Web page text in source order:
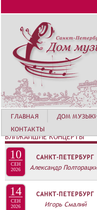
ГЛАВНАЯ ДОМ
КОНТАКТЫ
БЛИЖАЙШИЕ КОНЦЕРТЫ
10
СЕН
2026
САНКТ-ПЕТЕРБУРГ
Александр
14
СЕН
2026
САНКТ-ПЕТЕРБУРГ
Игорь Смалий